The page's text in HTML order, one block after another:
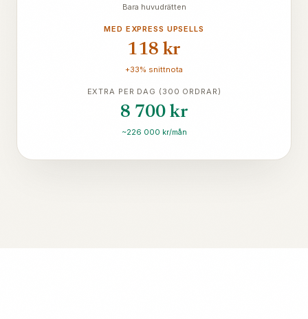
Bara huvudrätten
MED EXPRESS UPSELLS
118 kr
+33% snittnota
EXTRA PER DAG (300 ORDRAR)
8 700 kr
~226 000 kr/mån